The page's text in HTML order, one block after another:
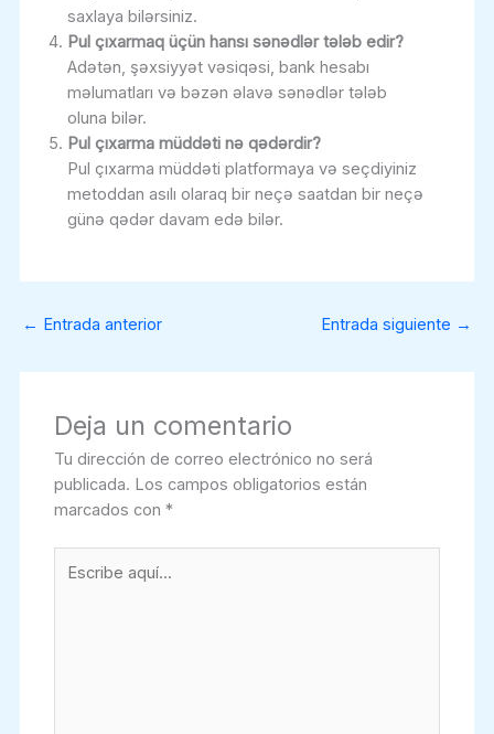
saxlaya bilərsiniz.
Pul çıxarmaq üçün hansı sənədlər tələb edir?
Adətən, şəxsiyyət vəsiqəsi, bank hesabı
məlumatları və bəzən əlavə sənədlər tələb
oluna bilər.
Pul çıxarma müddəti nə qədərdir?
Pul çıxarma müddəti platformaya və seçdiyiniz
metoddan asılı olaraq bir neçə saatdan bir neçə
günə qədər davam edə bilər.
← Entrada anterior Entrada siguiente →
Deja un comentario
Tu dirección de correo electrónico no será
publicada. Los campos obligatorios están
marcados con*
aquí...